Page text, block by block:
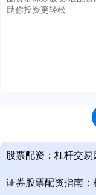
助你投资更轻松
股票配资：杠杆交
证券股票配资指南